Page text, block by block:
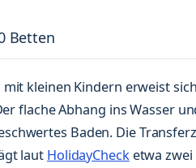
Betten
kleinen Kindern erweist
flache Abhang ins Wasser
Baden. Die
laut HolidayChecketwa zwei